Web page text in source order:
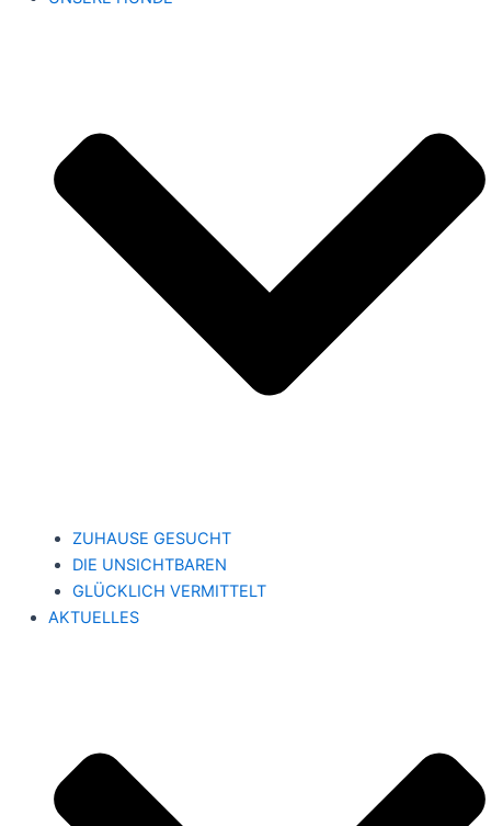
ZUHAUSE GESUCHT
DIE UNSICHTBAREN
GLÜCKLICH VERMITTELT
AKTUELLES